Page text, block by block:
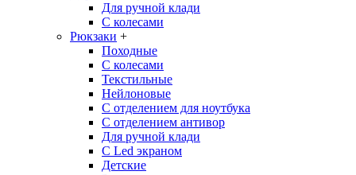
Для ручной клади
С колесами
Рюкзаки +
Походные
С колесами
Текстильные
Нейлоновые
С отделением для ноутбука
С отделением антивор
Для ручной клади
С Led экраном
Детские